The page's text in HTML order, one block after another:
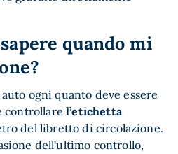
quando mi
ogni quanto deve essere
controllarel’etichetta
del libretto di circolazione.
dell’ultimo controllo,